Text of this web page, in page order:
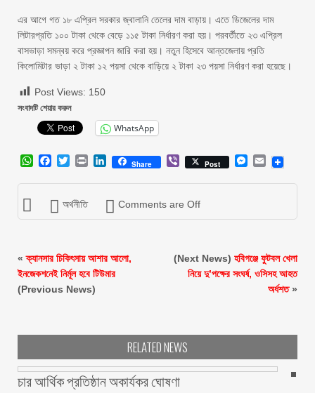
এর আগে গত ১৮ এপ্রিল সরকার জ্বালানি তেলের দাম বাড়ায়। এতে ডিজেলের দাম
লিটারপ্রতি ১০০ টাকা থেকে বেড়ে ১১৫ টাকা নির্ধারণ করা হয়। পরবর্তীতে ২৩ এপ্রিল
বাসভাড়া সমন্বয় করে প্রজ্ঞাপন জারি করা হয়। নতুন হিসেবে আন্তজেলায় প্রতি
কিলোমিটার ভাড়া ২ টাকা ১২ পয়সা থেকে বাড়িয়ে ২ টাকা ২৩ পয়সা নির্ধারণ করা হয়েছে।
Post Views: 150
সংবাদটি শেয়ার করুন
WhatsApp
WhatsApp
Facebook
Twitter
Print LinkedIn
Share ViberPost Messenger
Email
অর্থনীতি Comments are Off
«ক্যানসার চিকিৎসায় আশার আলো,
ইনজেকশনেই নির্মূল হবে টিউমার
(Previous News)
(Next News) হবিগঞ্জে ফুটবল খেলা
নিয়ে দু’পক্ষের সংঘর্ষ, ওসিসহ আহত
অর্ধশত»
RELATED NEWS
চার আর্থিক প্রতিষ্ঠান অকার্যকর ঘোষণা